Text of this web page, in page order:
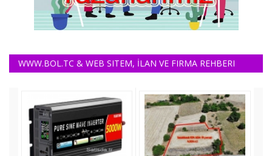
WWW.BOL.TC & WEB SITEM, İLAN VE FIRMA REHBERI